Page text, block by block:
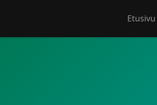
Etusivu